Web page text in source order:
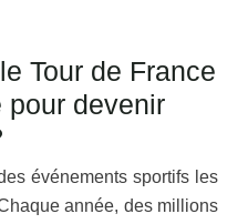
Tour de France
pour devenir
événements sportifs les
année, des millions